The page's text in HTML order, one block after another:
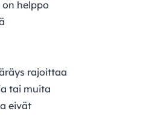
helppo
rajoittaa
tai muita
eivät